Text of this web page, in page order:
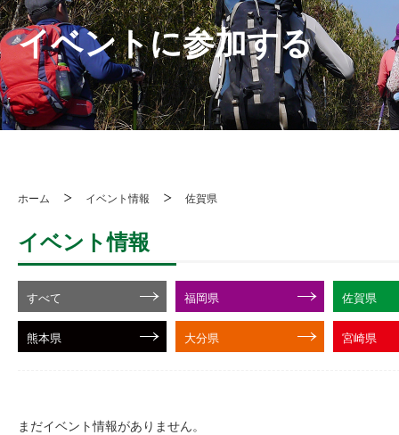
イベントに参加する
ホーム イベント情報 佐賀県
イベント情報
すべて 福岡県 佐賀県
熊本県 大分県 宮崎県
まだイベント情報がありません。